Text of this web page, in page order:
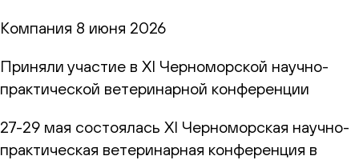
Компания 8 июня 2026
Приняли участие в XI Черноморской научно-
практической ветеринарной конференции
27-29 мая состоялась XI Черноморская научно-
практическая ветеринарная конференция в